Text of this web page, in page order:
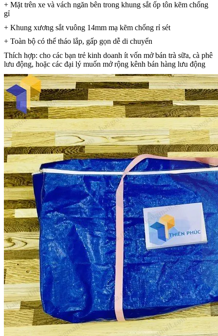
+ Mặt trên xe và vách ngăn bên trong khung sắt ốp tôn kẽm chống
gỉ
+ Khung xương sắt vuông 14mm mạ kẽm chống rỉ sét
+ Toàn bộ có thể tháo lắp, gấp gọn dễ di chuyển
Thích hợp: cho các bạn trẻ kinh doanh ít vốn mở bán trà sữa, cà phê
lưu động, hoặc các đại lý muốn mở rộng kênh bán hàng lưu động